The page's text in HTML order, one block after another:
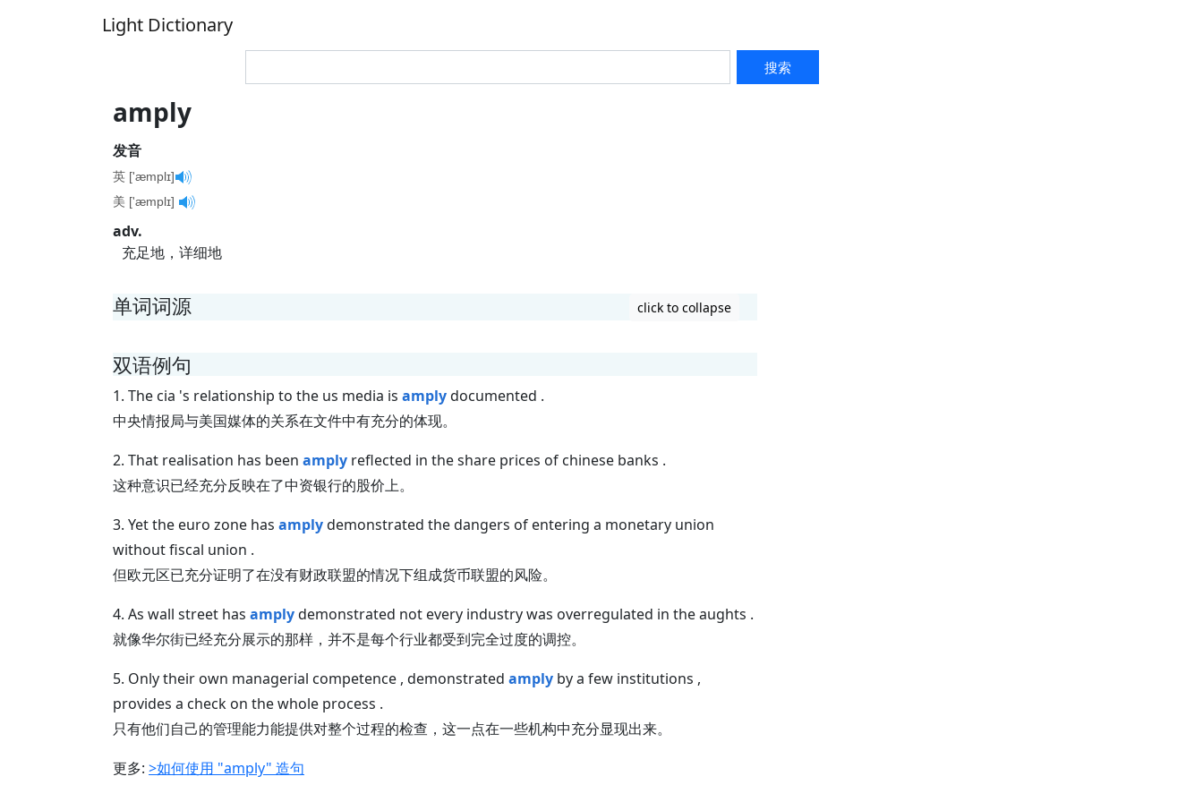
Light Dictionary
搜索
amply
发音
英 ['æmplɪ]
美 ['æmplɪ]
adv.
充足地，详细地
单词词源 click to collapse
双语例句
1. The cia 's relationship to the us media is amplydocumented .
中央情报局与美国媒体的关系在文件中有充分的体现。
2. That realisation has been amply reflected in the share prices of chinese banks .
这种意识已经充分反映在了中资银行的股价上。
3. Yet the euro zone has amplydemonstrated the dangers of entering a monetary union
without fiscal union .
但欧元区已充分证明了在没有财政联盟的情况下组成货币联盟的风险。
4. As wall street has amplydemonstrated not every industry was overregulated in the aughts .
就像华尔街已经充分展示的那样，并不是每个行业都受到完全过度的调控。
5. Only their own managerial competence , demonstrated amply by a few institutions ,
provides a check on the whole process .
只有他们自己的管理能力能提供对整个过程的检查，这一点在一些机构中充分显现出来。
更多: >如何使用 "amply" 造句